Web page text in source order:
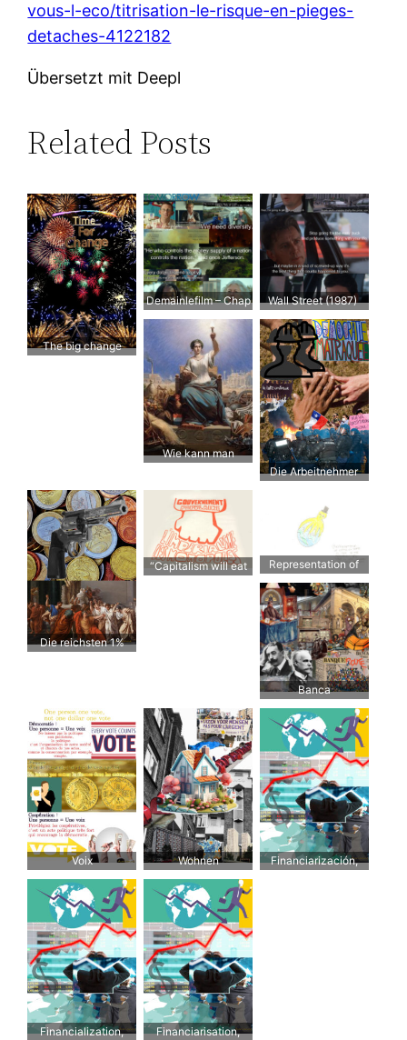
vous-l-eco/titrisation-le-risque-en-pieges-
detaches-4122182
Übersetzt mit Deepl
Related Posts
The big change
Demainlefilm – Chap
3: L’Economie
Wall Street (1987)
Wie kann man
zurückgewinnen?
Die Arbeitnehmer
Die reichsten 1%
“Capitalism will eat
Representation of
capitalism trying to
take all the resources
and trying to make
workers live nothing
but work
Banca
Voix Wohnen
Financiarización,
Financialization,
Financiarisation,